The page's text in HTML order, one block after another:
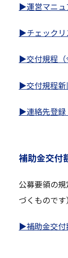
▶運営マニュ
▶チェックリ
▶交付規程（
▶交付規程新
▶連絡先登録
補助金交付
公募要領の
づくものです
▶補助金交付